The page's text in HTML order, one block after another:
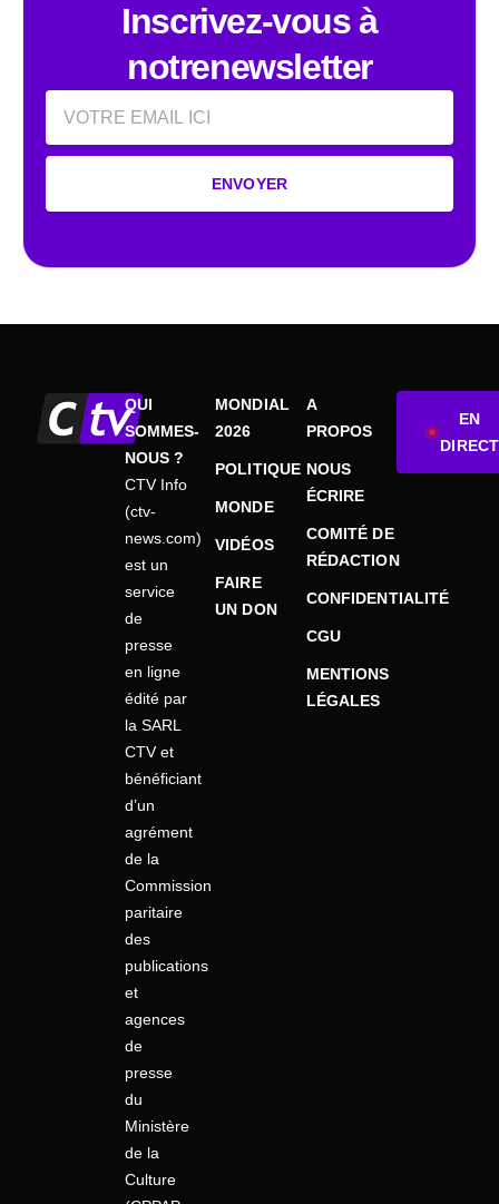
Inscrivez-vous à
notrenewsletter
Email
ENVOYER
QUI
SOMMES-
NOUS ?
CTV Info
(ctv-
news.com)
est un
service
de
presse
en ligne
édité par
la SARL
CTV et
bénéficiant
d’un
agrément
de la
Commission
paritaire
des
publications
et
agences
de
presse
du
Ministère
de la
Culture
MONDIAL
2026
POLITIQUE
MONDE
VIDÉOS
FAIRE
UN DON
A
PROPOS
NOUS
ÉCRIRE
COMITÉ DE
RÉDACTION
CONFIDENTIALITÉ
CGU
MENTIONS
LÉGALES
EN
DIRECT